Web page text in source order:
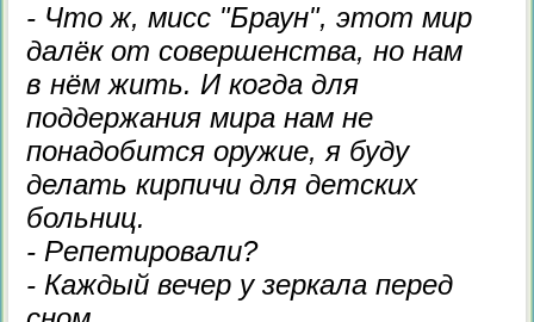
- Что ж, мисс "Браун", этот мир
далёк от совершенства, но нам
в нём жить. И когда для
поддержания мира нам не
понадобится оружие, я буду
делать кирпичи для детских
больниц.
- Репетировали?
- Каждый вечер у зеркала перед